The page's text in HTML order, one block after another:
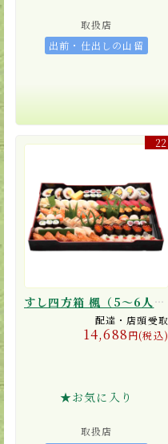
取扱店
出前・仕出しの山留
22
すし四方箱 楓（5〜6人前）
配達・店頭受取
14,688円(税込)
★お気に入り
取扱店